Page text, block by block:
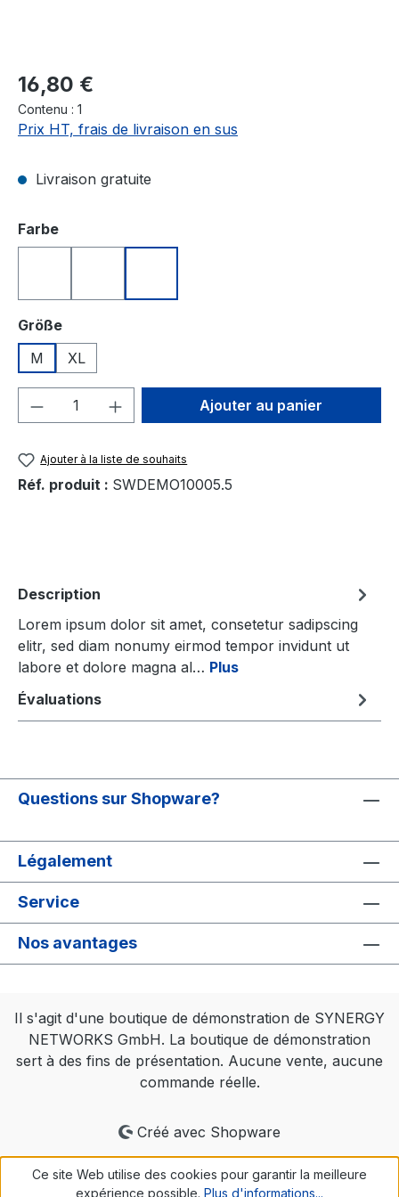
Prix régulier :
16,80 €
Contenu : 1
Prix HT, frais de livraison en sus
Livraison gratuite
Sélectionnez
Farbe
Sélectionnez
Größe
M
XL
Quantité de produit : Entrez la
Ajouter au panier
Ajouter à la liste de souhaits
Réf. produit : SWDEMO10005.5
Description
Lorem ipsum dolor sit amet, consetetur sadipscing
elitr, sed diam nonumy eirmod tempor invidunt ut
labore et dolore magna al… Plus
Évaluations
Questions sur Shopware?
Légalement
Service
Nos avantages
Il s'agit d'une boutique de démonstration de SYNERGY
NETWORKS GmbH. La boutique de démonstration
sert à des fins de présentation. Aucune vente, aucune
commande réelle.
Créé avec Shopware
Ce site Web utilise des cookies pour garantir la meilleure
expérience possible. Plus d'informations...